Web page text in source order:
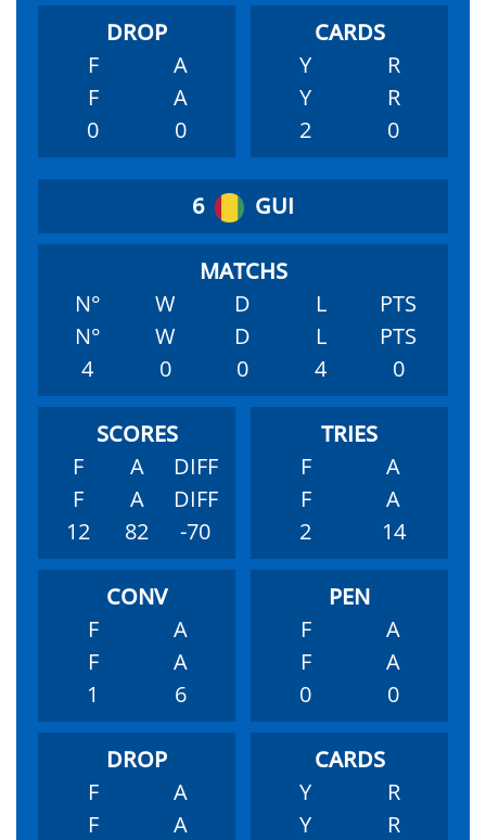
F
A
F
A
0
0
Y
R
Y
R
2
0
6 GUI
N° W D L
PTS
N°
W D L
PTS
4
0 0 4 0
F A
DIFF
F
A
DIFF
12
82 -70
F
A
F
A
2
14
F
A
F
A
1
6
F
A
F
A
0
0
F
A
F
A
Y
R
Y
R